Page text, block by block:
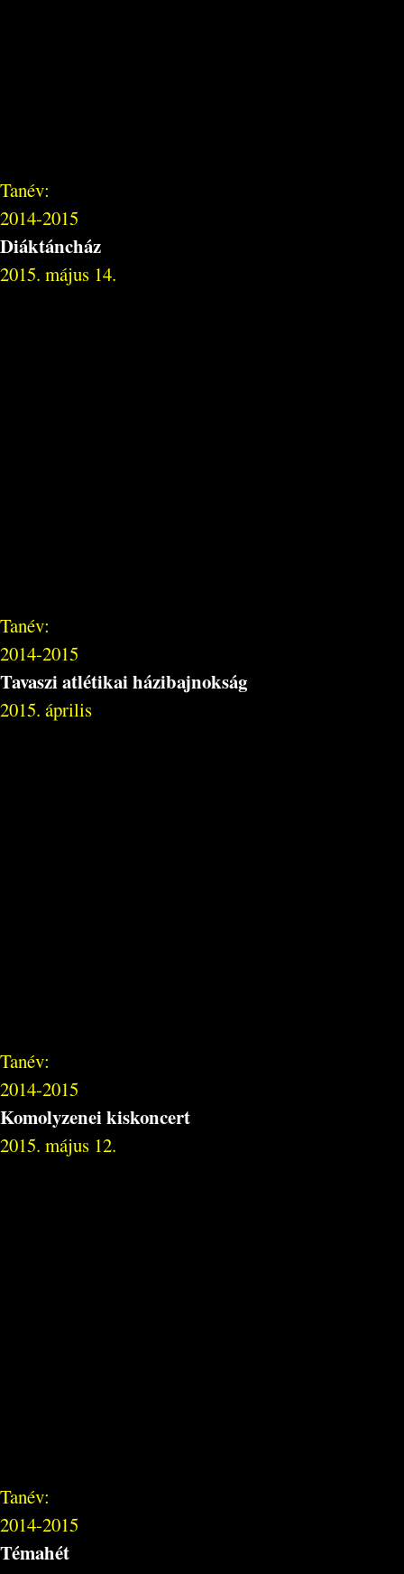
Tanév:
2014-2015
Diáktáncház
2015. május 14.
Tanév:
2014-2015
Tavaszi atlétikai házibajnokság
2015. április
Tanév:
2014-2015
Komolyzenei kiskoncert
2015. május 12.
Tanév:
2014-2015
Témahét